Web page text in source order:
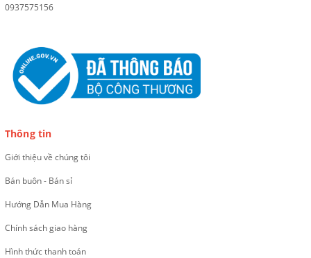
0937575156
Thông tin
Giới thiệu về chúng tôi
Bán buôn - Bán sỉ
Hướng Dẫn Mua Hàng
Chính sách giao hàng
Hình thức thanh toán